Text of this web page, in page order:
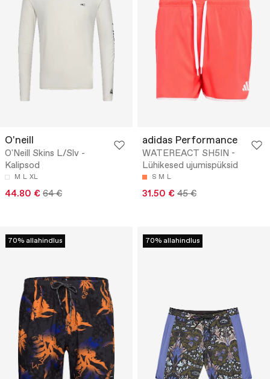
O'neill
O'Neill Skins L/Slv -
Kalipsod
M L XL
44.80 € 64 €
adidas Performance
WATEREACT SH5IN -
Lühikesed ujumispüksid
S M L
31.50 € 45 €
70% allahindlus 70% allahindlus